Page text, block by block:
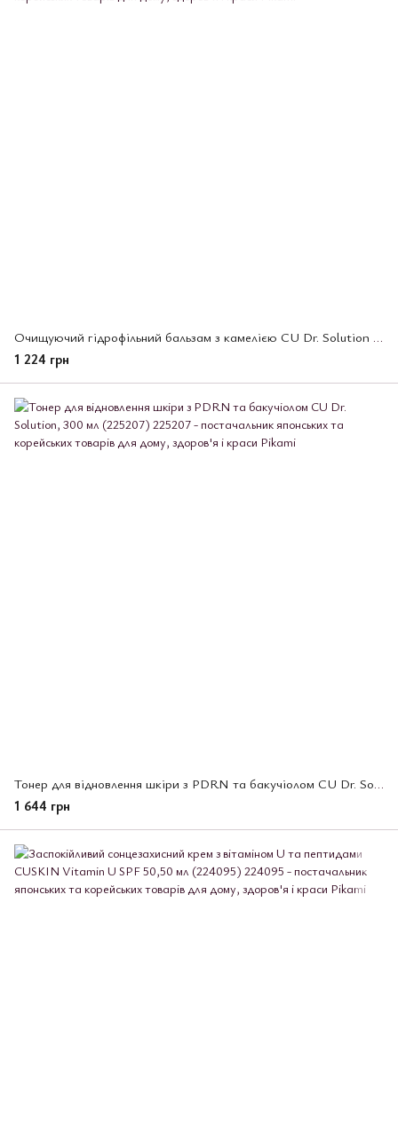
Очищуючий гідрофільний бальзам з камелією CU Dr. Solution Camellia, 50 мл (225221)
1 224 грн
Тонер для відновлення шкіри з PDRN та бакучіолом CU Dr. Solution, 300 мл (225207)
1 644 грн